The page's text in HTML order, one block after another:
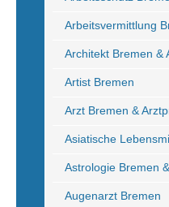
Arbeitsvermittlung
Architekt Bremen &
Artist Bremen
Arzt Bremen &
Asiatische
Astrologie Bremen
Augenarzt Bremen